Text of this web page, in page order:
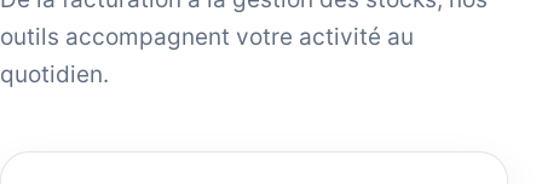
outils accompagnent votre activité au
quotidien.